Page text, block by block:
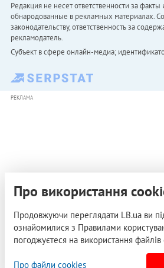
Редакция не несет ответственности за
обнародованные в рекламных материалах.
законодательству, ответственность за
рекламодатель.
Субъект в сфере онлайн-медиа;
РЕКЛАМА
Про використання
Продовжуючи переглядати LB.ua ви
ознайомилися з Правилами
погоджуєтеся на використання
Про файли cookies